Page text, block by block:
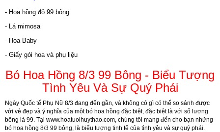
- Hoa hồng đỏ 99 bông
- Lá mimosa
- Hoa Baby
- Giấy gói hoa và phụ liệu
Bó Hoa Hồng 8/3 99 Bông - Biểu Tượng
Tình Yêu Và Sự Quý Phái
Ngày Quốc tế Phụ Nữ 8/3 đang đến gần, và không có gì có thể so sánh được
với vẻ đẹp và ý nghĩa của một bó hoa hồng đặc biệt, đặc biệt là với số lượng
bông là 99. Tại www.hoatuoihuythao.com, chúng tôi mang đến cho bạn những
bó hoa hồng 8/3 99 bông, là biểu tượng tinh tế của tình yêu và sự quý phái.